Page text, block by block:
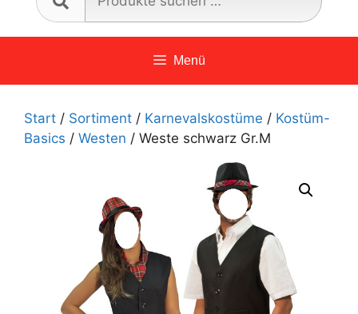
nach:
Menü
Start / Sortiment / Karnevalskostüme / Kostüm-
Basics / Westen / Weste schwarz Gr.M